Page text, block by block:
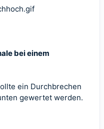
bei einem
ein Durchbrechen
gewertet werden.